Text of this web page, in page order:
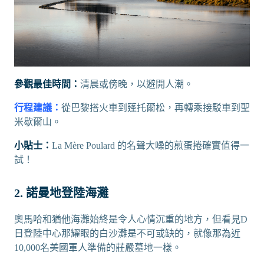
參觀最佳時間： 清晨或傍晚，以避開人潮。
行程建議： 從巴黎搭火車到蓬托爾松，再轉乘接駁車到聖
米歇爾山。
小貼士： La Mère Poulard 的名聲大噪的煎蛋捲確實值得一
試！
2. 諾曼地登陸海灘
奧馬哈和猶他海灘始終是令人心情沉重的地方，但看見D
日登陸中心那耀眼的白沙灘是不可或缺的，就像那為近
10,000名美國軍人準備的莊嚴墓地一樣。